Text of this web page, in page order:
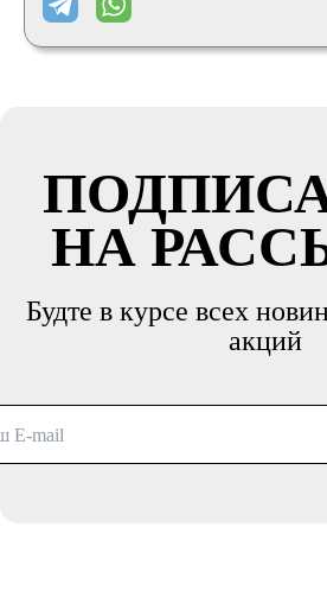
НА
Будте в курсе всех
акций